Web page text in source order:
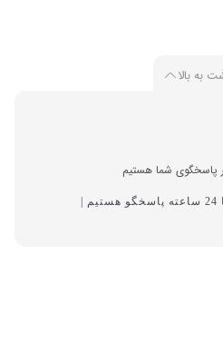
به بالا
در پیام رسان ها 24 ساعته پاسخگو هستیم |